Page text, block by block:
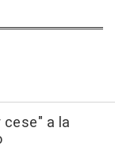
cese" a la